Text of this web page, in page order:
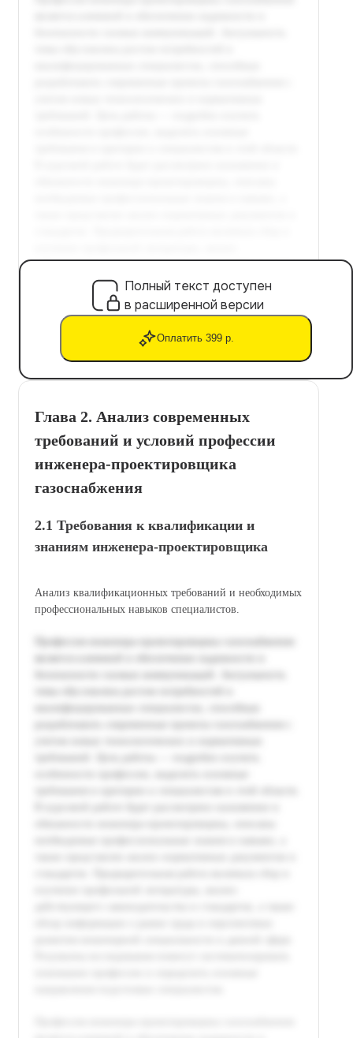
Полный текст доступен
в расширенной версии
Оплатить 399 р.
Глава 2. Анализ современных
требований и условий профессии
инженера-проектировщика
газоснабжения
2.1 Требования к квалификации и
знаниям инженера-проектировщика
Анализ квалификационных требований и необходимых
профессиональных навыков специалистов.